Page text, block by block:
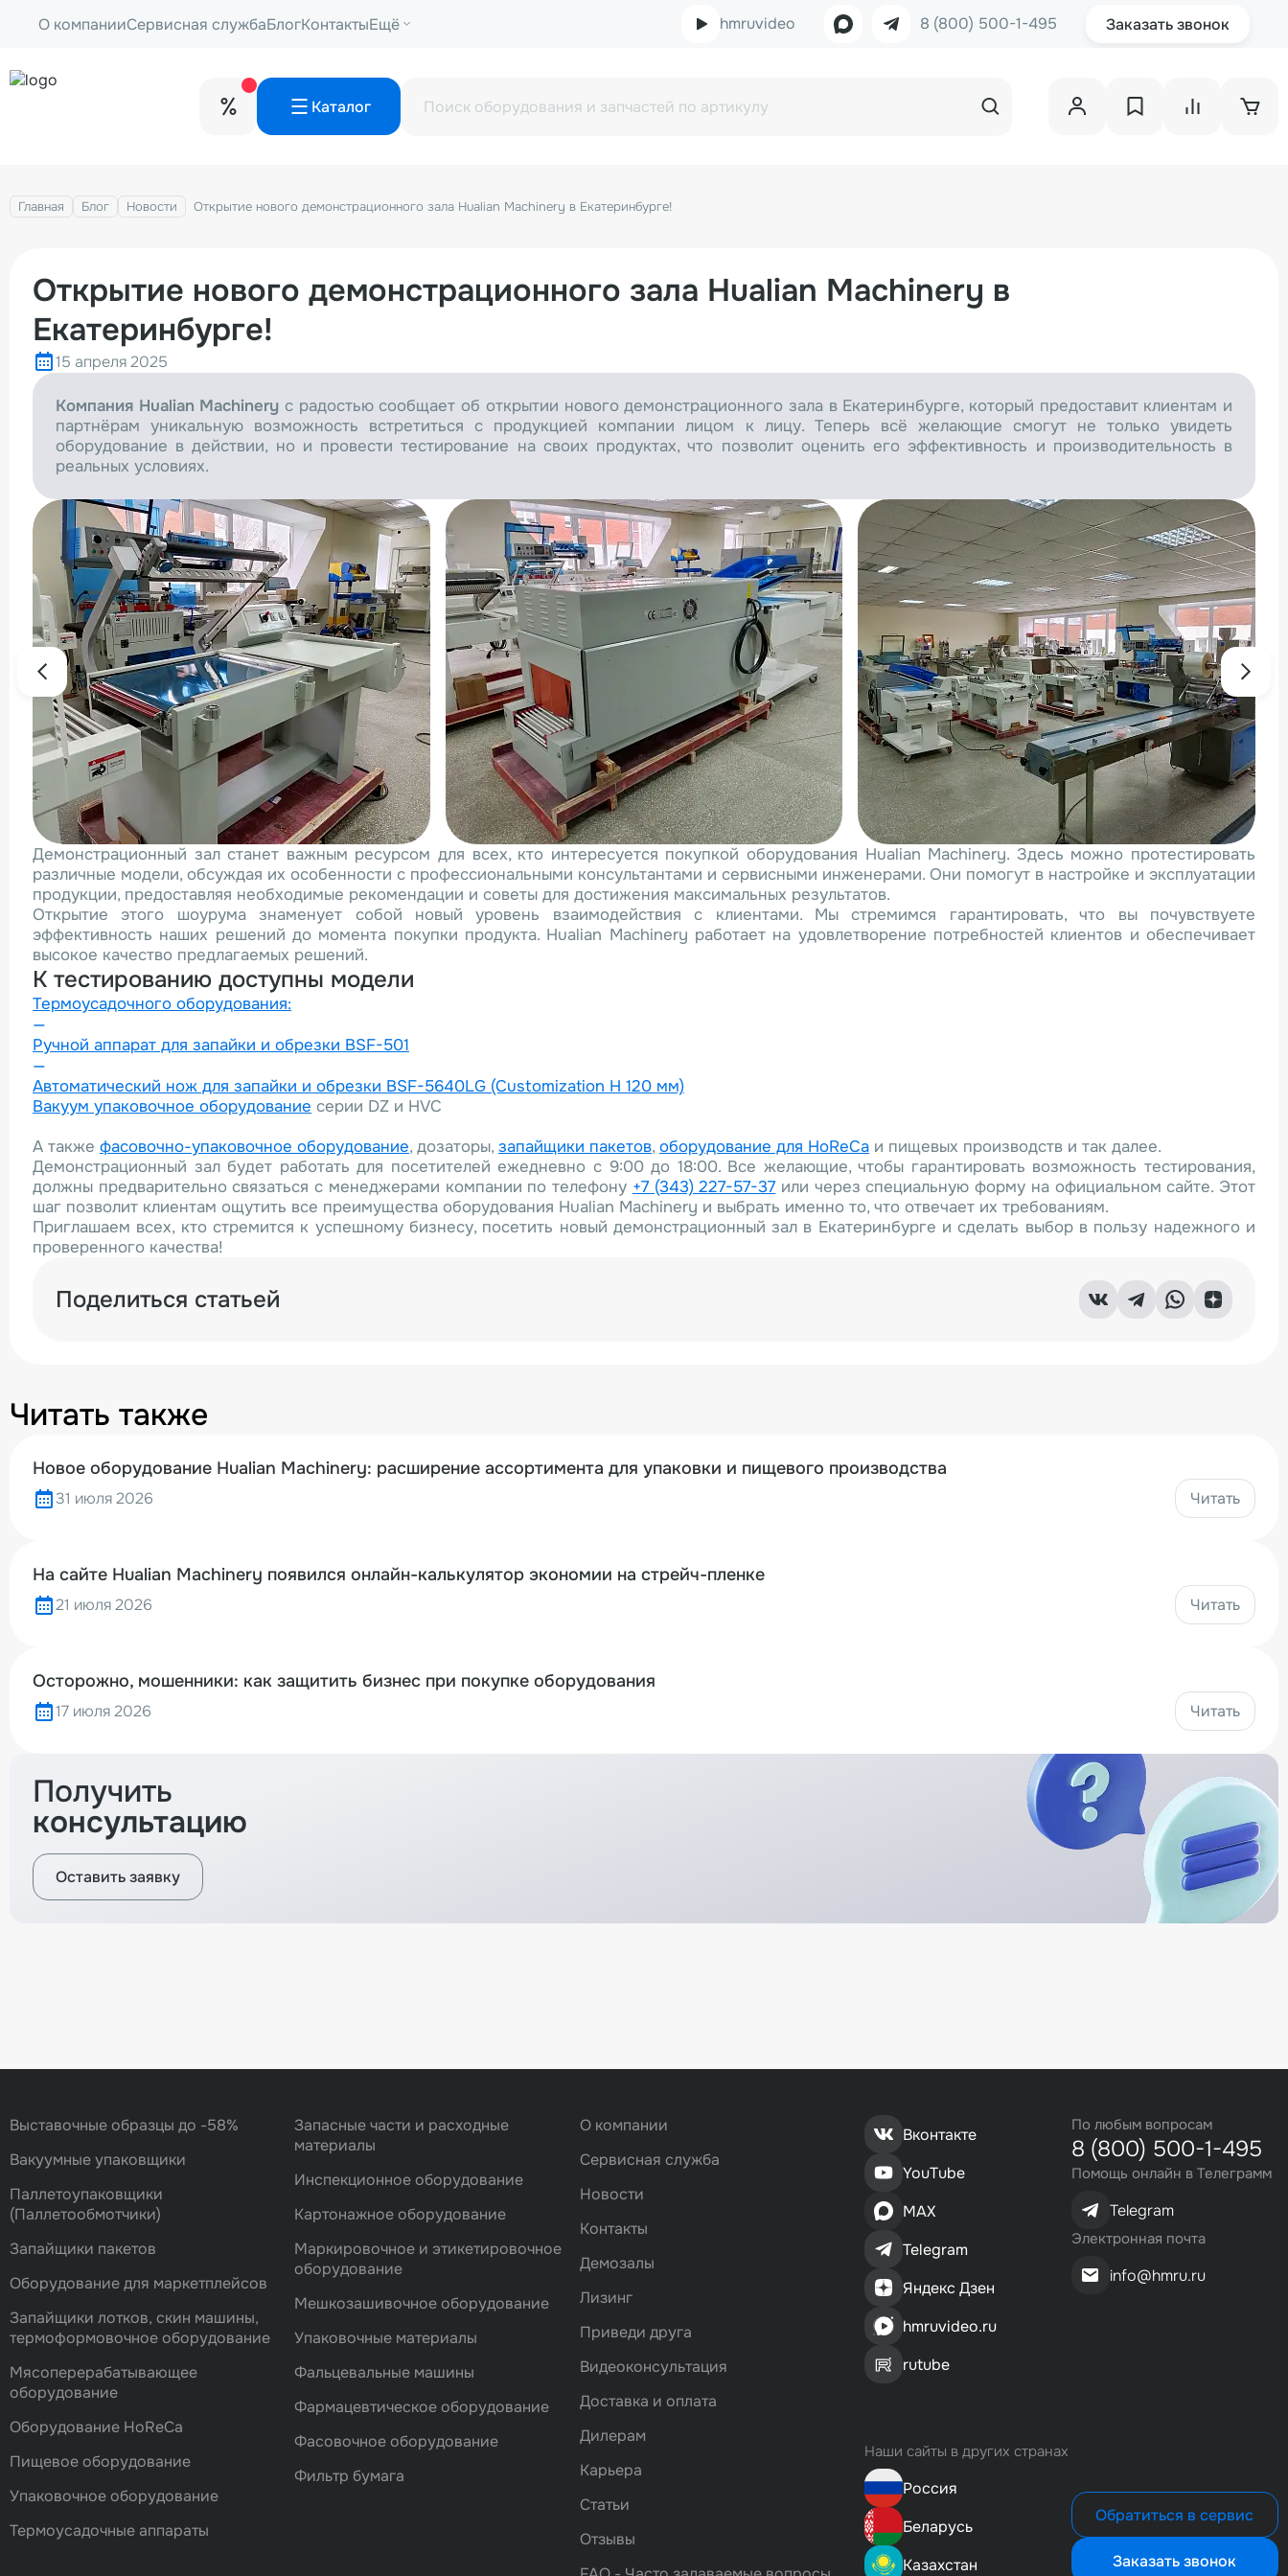
О компанииСервисная службаБлогКонтактыЕщё hmruvideo 8 (800) 500-1-495 Заказать звонок
Каталог
Главная Блог Новости Открытие нового демонстрационного зала Hualian Machinery в Екатеринбурге!
Открытие нового демонстрационного зала Hualian Machinery в
Екатеринбурге!
15 апреля 2025
Компания Hualian Machinery с радостью сообщает об открытии нового демонстрационного зала в Екатеринбурге, который предоставит клиентам и
партнёрам уникальную возможность встретиться с продукцией компании лицом к лицу. Теперь всё желающие смогут не только увидеть
оборудование в действии, но и провести тестирование на своих продуктах, что позволит оценить его эффективность и производительность в
реальных условиях.
Демонстрационный зал станет важным ресурсом для всех, кто интересуется покупкой оборудования Hualian Machinery. Здесь можно протестировать
различные модели, обсуждая их особенности с профессиональными консультантами и сервисными инженерами. Они помогут в настройке и эксплуатации
продукции, предоставляя необходимые рекомендации и советы для достижения максимальных результатов.
Открытие этого шоурума знаменует собой новый уровень взаимодействия с клиентами. Мы стремимся гарантировать, что вы почувствуете
эффективность наших решений до момента покупки продукта. Hualian Machinery работает на удовлетворение потребностей клиентов и обеспечивает
высокое качество предлагаемых решений.
К тестированию доступны модели
Термоусадочного оборудования:
Ручной аппарат для запайки и обрезки BSF-501
Автоматический нож для запайки и обрезки BSF-5640LG (Customization H 120 мм)
Вакуум упаковочное оборудование серии DZ и HVC
А также фасовочно-упаковочное оборудование, дозаторы,запайщики пакетов,оборудование для HoReCa и пищевых производств и так далее.
Демонстрационный зал будет работать для посетителей ежедневно с 9:00 до 18:00. Все желающие, чтобы гарантировать возможность тестирования,
должны предварительно связаться с менеджерами компании по телефону +7 (343) 227-57-37 или через специальную форму на официальном сайте. Этот
шаг позволит клиентам ощутить все преимущества оборудования Hualian Machinery и выбрать именно то, что отвечает их требованиям.
Приглашаем всех, кто стремится к успешному бизнесу, посетить новый демонстрационный зал в Екатеринбурге и сделать выбор в пользу надежного и
проверенного качества!
Поделиться статьей
Вернуться назад
Читать также
Новое оборудование Hualian Machinery: расширение ассортимента для упаковки и пищевого производства
31 июля 2026 Читать
На сайте Hualian Machinery появился онлайн-калькулятор экономии на стрейч-пленке
21 июля 2026 Читать
Осторожно, мошенники: как защитить бизнес при покупке оборудования
17 июля 2026 Читать
Получить
консультацию
Оставить заявку
Выставочные образцы до -58%
Вакуумные упаковщики
Паллетоупаковщики
(Паллетообмотчики)
Запайщики пакетов
Оборудование для маркетплейсов
Запайщики лотков, скин машины,
термоформовочное оборудование
Мясоперерабатывающее
оборудование
Оборудование HoReCa
Пищевое оборудование
Упаковочное оборудование
Термоусадочные аппараты
Запасные части и расходные
материалы
Инспекционное оборудование
Картонажное оборудование
Маркировочное и этикетировочное
оборудование
Мешкозашивочное оборудование
Упаковочные материалы
Фальцевальные машины
Фармацевтическое оборудование
Фасовочноe оборудование
Фильтр бумага
О компании
Сервисная служба
Новости
Контакты
Демозалы
Лизинг
Приведи друга
Видеоконсультация
Доставка и оплата
Дилерам
Карьера
Статьи
Отзывы
Вконтакте
YouTube
MAX
Telegram
Яндекс Дзен
hmruvideo.ru
rutube
Наши сайты в других странах
Россия
Беларусь
Казахстан
По любым вопросам
8 (800) 500-1-495
Помощь онлайн в Телеграмм
Telegram
Электронная почта
info@hmru.ru
Обратиться в сервис
Заказать звонок